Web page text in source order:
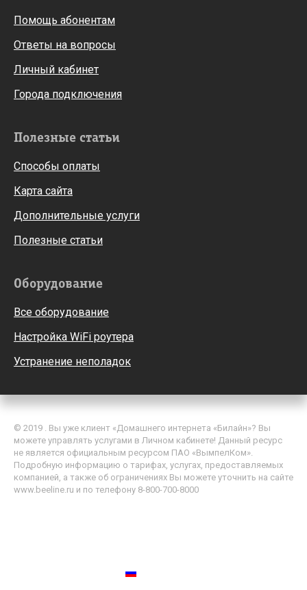
Помощь абонентам
Ответы на вопросы
Личный кабинет
Города подключения
Полезные статьи
Способы оплаты
Карта сайта
Дополнительные услуги
Полезные статьи
Оборудование
Все оборудование
Настройка WiFi роутера
Устранение неполадок
© 2019 . Вы уже клиент «Домашнего интернета «Билайн»? Вы
можете управлять услугами в Личном кабинете! Данный ресурс
не является официальным ресурсом ПАО «ВымпелКом».
Подробную информацию о тарифах, услугах, предоставляемых
компанией, а также об ограничениях Вы можете уточнить на сайте
www.beeline.ru и по телефону 8-800-700-8000